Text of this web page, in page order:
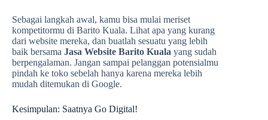
Sebagai langkah awal, kamu bisa mulai meriset
kompetitormu di Barito Kuala. Lihat apa yang kurang
dari website mereka, dan buatlah sesuatu yang lebih
baik bersama Jasa Website Barito Kuala yang sudah
berpengalaman. Jangan sampai pelanggan potensialmu
pindah ke toko sebelah hanya karena mereka lebih
mudah ditemukan di Google.
Kesimpulan: Saatnya Go Digital!